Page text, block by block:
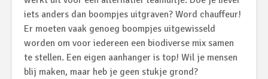
iets anders dan boompjes uitgraven? Word chauffeur!
Er moeten vaak genoeg boompjes uitgewisseld
worden om voor iedereen een biodiverse mix samen
te stellen. Een eigen aanhanger is top! Wil je mensen
blij maken, maar heb je geen stukje grond?